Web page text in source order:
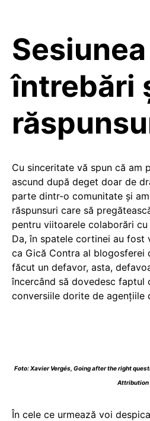
întrebări
Cu sinceritate vă spun că am
ascund după deget doar de
parte dintr-o comunitate și
răspunsuri care să
pentru viitoarele colaborări
Da, în spatele cortinei au fost
ca Gică Contra al blogosferei
făcut un defavor, asta,
încercând să dovedesc faptul
conversiile dorite de agențiile
Foto: Xavier Vergés, Going after the right
Attribution
În cele ce urmează voi